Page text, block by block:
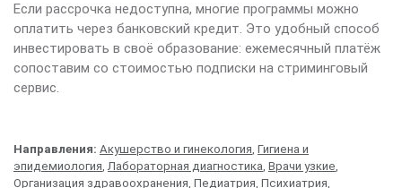
Если рассрочка недоступна, многие программы можно
оплатить через банковский кредит. Это удобный способ
инвестировать в своё образование: ежемесячный платёж
сопоставим со стоимостью подписки на стриминговый
сервис.
Направления: Акушерство и гинекология, Гигиена и
эпидемиология, Лабораторная диагностика, Врачи узкие,
Организация здравоохранения, Педиатрия, Психиатрия,